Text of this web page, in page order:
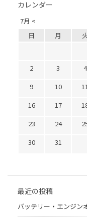
カレンダー
7月 <
日 月
2
3 4
9
10
16
17
23
24
30
31
最近の投稿
バッテリー・エンジン